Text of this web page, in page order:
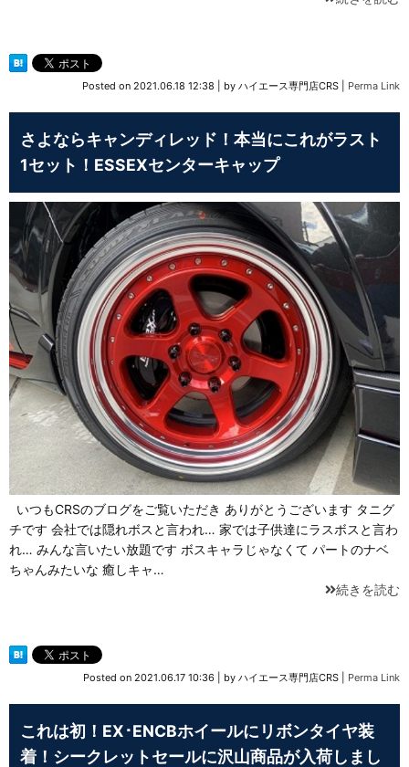
Posted on 2021.06.18 12:38 by ハイエース専門店CRS Perma Link
さよならキャンディレッド！本当にこれがラスト
1セット！ESSEXセンターキャップ
いつもCRSのブログをご覧いただき ありがとうございます タニグ
チです 会社では隠れボスと言われ… 家では子供達にラスボスと言わ
れ… みんな言いたい放題です ボスキャラじゃなくて パートのナベ
ちゃんみたいな 癒しキャ…
続きを読む
Posted on 2021.06.17 10:36 by ハイエース専門店CRS Perma Link
これは初！EX･ENCBホイールにリボンタイヤ装
着！シークレットセールに沢山商品が入荷しまし